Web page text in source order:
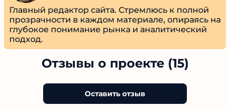
Главный редактор сайта. Стремлюсь к полной
прозрачности в каждом материале, опираясь
на глубокое понимание рынка и
аналитический подход.
Отзывы о проекте (15)
Оставить отзыв